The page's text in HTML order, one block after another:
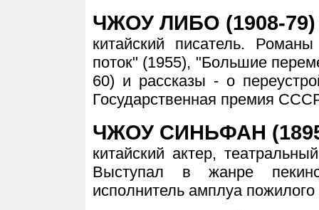
ЧЖОУ ЛИБО (1908-79)
китайский писатель.
поток" (1955), "Большие
60) и рассказы - о
Государственная премия
ЧЖОУ СИНЬФАН
китайский актер,
Выступал в жанре
исполнитель амплуа